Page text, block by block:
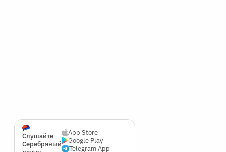
Слушайте
Серебряный
App Store
Google Play
Telegram App